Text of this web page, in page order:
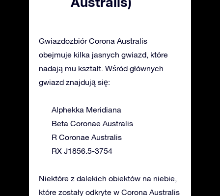
Gwiazdozbiór Corona Australis
obejmuje kilka jasnych gwiazd, które
nadają mu kształt. Wśród głównych
gwiazd znajdują się:
Alphekka Meridiana
Beta Coronae Australis
R Coronae Australis
RX J1856.5-3754
Niektóre z dalekich obiektów na niebie,
które zostały odkryte w Corona Australis